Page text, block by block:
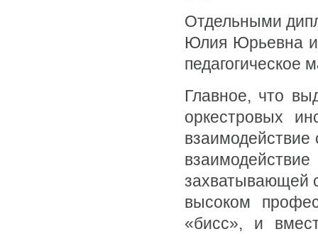
Отдельными
Юлия Юрьевна и
педагогическое
Главное, что
оркестровых
захватывающей
высоком
«бисс», и